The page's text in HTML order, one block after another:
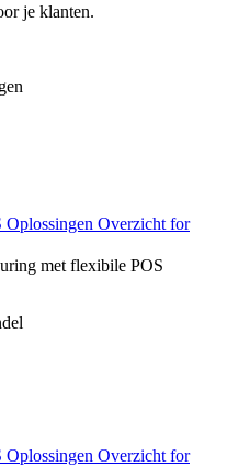
je klanten.
Oplossingen Overzicht for
met flexibile POS
Oplossingen Overzicht for